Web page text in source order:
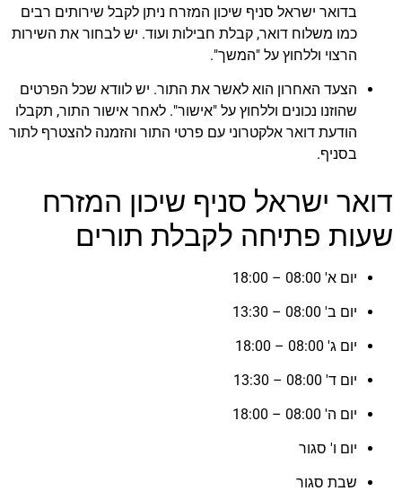
בדואר ישראל סניף שיכון המזרח ניתן לקבל שירותים רבים
כמו משלוח דואר, קבלת חבילות ועוד. יש לבחור את השירות
הרצוי וללחוץ על "המשך".
הצעד האחרון הוא לאשר את התור. יש לוודא שכל הפרטים
שהוזנו נכונים וללחוץ על "אישור". לאחר אישור התור, תקבלו
הודעת דואר אלקטרוני עם פרטי התור והזמנה להצטרף לתור
בסניף.
דואר ישראל סניף שיכון המזרח
שעות פתיחה לקבלת תורים
יום א' 08:00 – 18:00
יום ב' 08:00 – 13:30
יום ג' 08:00 – 18:00
יום ד' 08:00 – 13:30
יום ה' 08:00 – 18:00
יום ו' סגור
שבת סגור